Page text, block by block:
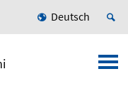
Deutsch